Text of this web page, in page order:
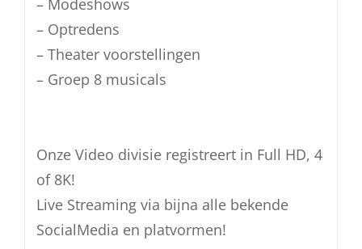
– Modeshows
– Optredens
– Theater voorstellingen
– Groep 8 musicals
Onze Video divisie registreert in Full HD, 4
of 8K!
Live Streaming via bijna alle bekende
SocialMedia en platvormen!